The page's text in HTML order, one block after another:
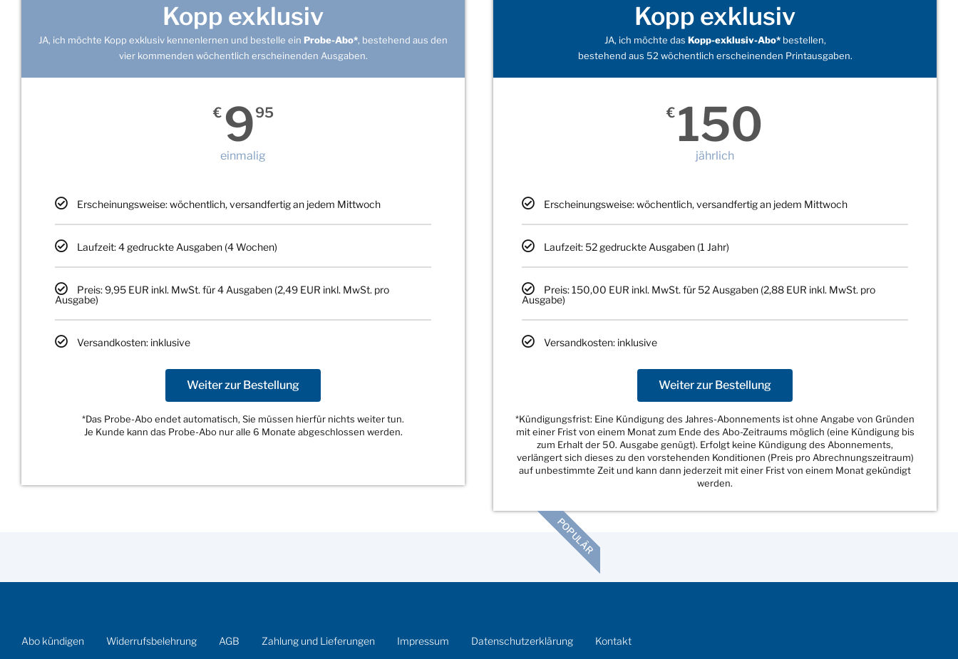
Kopp exklusiv
JA, ich möchte Kopp exklusiv kennenlernen und bestelle ein Probe-Abo*, bestehend aus den
vier kommenden wöchentlich erscheinenden Ausgaben.
€ 995
einmalig
Erscheinungsweise: wöchentlich, versandfertig an jedem Mittwoch
Laufzeit: 4 gedruckte Ausgaben (4 Wochen)
Preis: 9,95 EUR inkl. MwSt. für 4 Ausgaben (2,49 EUR inkl. MwSt. pro
Ausgabe)
Versandkosten: inklusive
Weiter zur Bestellung
*Das Probe-Abo endet automatisch, Sie müssen hierfür nichts weiter tun.
Je Kunde kann das Probe-Abo nur alle 6 Monate abgeschlossen werden.
Kopp exklusiv
JA, ich möchte das Kopp-exklusiv-Abo*bestellen,
bestehend aus 52 wöchentlich erscheinenden Printausgaben.
€ 150
jährlich
Erscheinungsweise: wöchentlich, versandfertig an jedem Mittwoch
Laufzeit: 52 gedruckte Ausgaben (1 Jahr)
Preis: 150,00 EUR inkl. MwSt. für 52 Ausgaben (2,88 EUR inkl. MwSt. pro
Ausgabe)
Versandkosten: inklusive
Weiter zur Bestellung
*Kündigungsfrist: Eine Kündigung des Jahres-Abonnements ist ohne Angabe von Gründen
mit einer Frist von einem Monat zum Ende des Abo-Zeitraums möglich (eine Kündigung bis
zum Erhalt der 50. Ausgabe genügt). Erfolgt keine Kündigung des Abonnements,
verlängert sich dieses zu den vorstehenden Konditionen (Preis pro Abrechnungszeitraum)
auf unbestimmte Zeit und kann dann jederzeit mit einer Frist von einem Monat gekündigt
werden.
POPULÄR
Abo kündigen Widerrufsbelehrung AGB Zahlung und Lieferungen Impressum Datenschutzerklärung Kontakt